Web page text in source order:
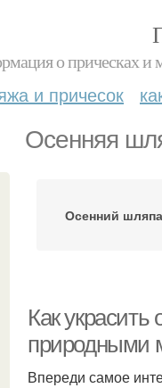
о прическах и
и причесок
Осенняя
Осенний шляпа
Как
природными
Впереди самое